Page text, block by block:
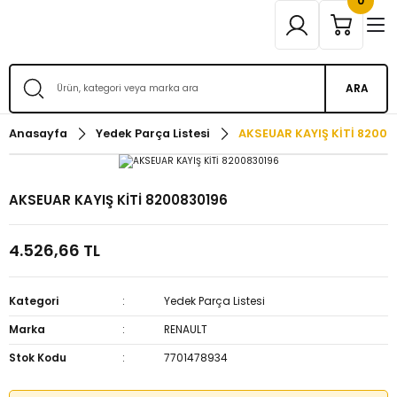
ARA
Anasayfa Yedek Parça Listesi AKSEUAR KAYIŞ KİTİ
AKSEUAR KAYIŞ KİTİ 8200830196
4.526,66 TL
Kategori
Yedek Parça Listesi
Marka
RENAULT
Stok Kodu
7701478934